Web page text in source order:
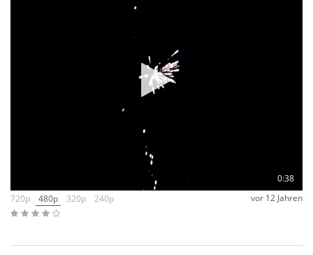
0:38
720p
480p 320p 240p vor 12 Jahren